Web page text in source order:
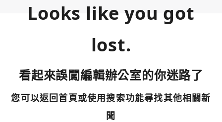
Looks like you got
lost.
看起來誤闖編輯辦公室的你迷路了
您可以返回首頁或使用搜索功能尋找其他相關新
聞
使用以下帳號繼續
您已閒置5分鐘，請點擊關閉按鈕或空白處，即可回到加密